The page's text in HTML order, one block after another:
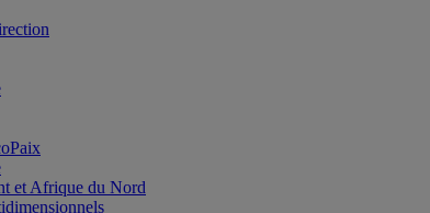
et Afrique du Nord